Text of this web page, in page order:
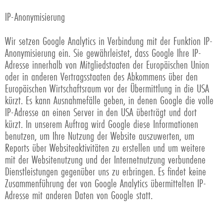
IP-Anonymisierung
Wir setzen Google Analytics in Verbindung mit der Funktion IP-
Anonymisierung ein. Sie gewährleistet, dass Google Ihre IP-
Adresse innerhalb von Mitgliedstaaten der Europäischen Union
oder in anderen Vertragsstaaten des Abkommens über den
Europäischen Wirtschaftsraum vor der Übermittlung in die USA
kürzt. Es kann Ausnahmefälle geben, in denen Google die volle
IP-Adresse an einen Server in den USA überträgt und dort
kürzt. In unserem Auftrag wird Google diese Informationen
benutzen, um Ihre Nutzung der Website auszuwerten, um
Reports über Websiteaktivitäten zu erstellen und um weitere
mit der Websitenutzung und der Internetnutzung verbundene
Dienstleistungen gegenüber uns zu erbringen. Es findet keine
Zusammenführung der von Google Analytics übermittelten IP-
Adresse mit anderen Daten von Google statt.